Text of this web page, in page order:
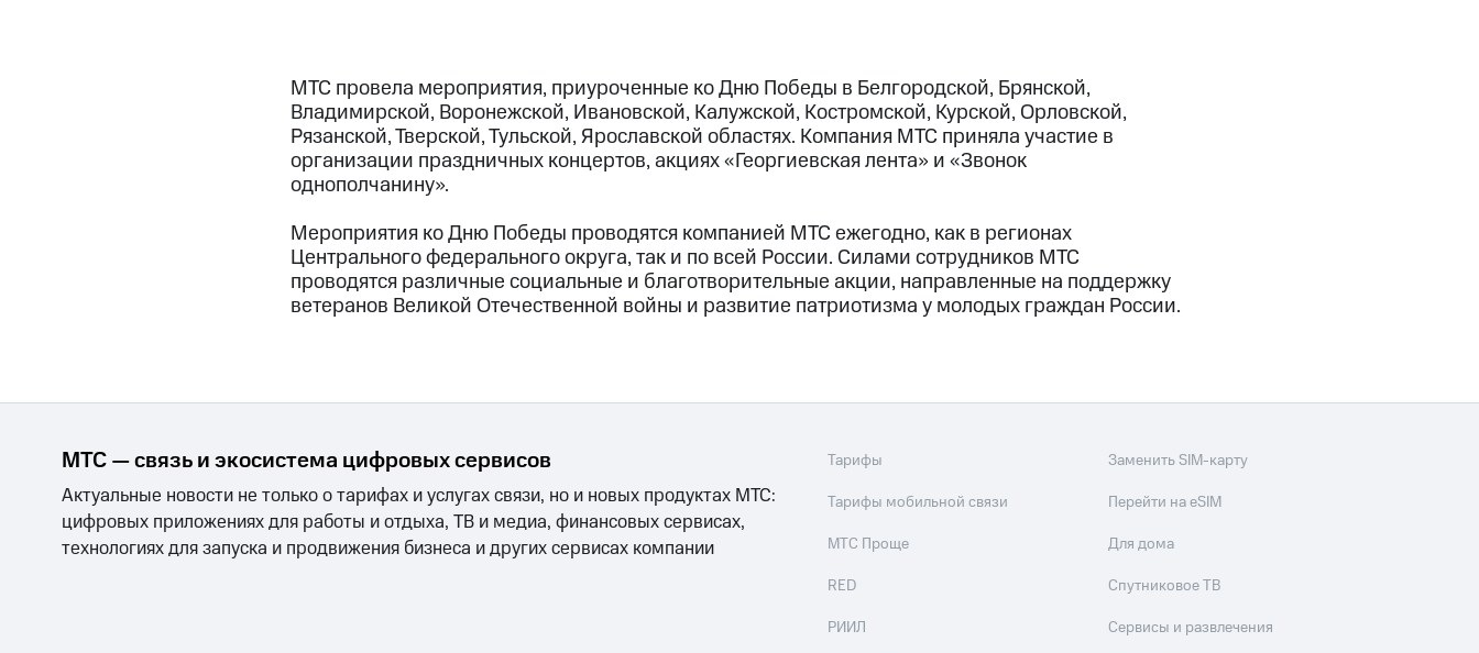
МТС провела мероприятия, приуроченные ко Дню Победы в Белгородской, Брянской,
Владимирской, Воронежской, Ивановской, Калужской, Костромской, Курской, Орловской,
Рязанской, Тверской, Тульской, Ярославской областях. Компания МТС приняла участие в
организации праздничных концертов, акциях «Георгиевская лента» и «Звонок
однополчанину».
Мероприятия ко Дню Победы проводятся компанией МТС ежегодно, как в регионах
Центрального федерального округа, так и по всей России. Силами сотрудников МТС
проводятся различные социальные и благотворительные акции, направленные на поддержку
ветеранов Великой Отечественной войны и развитие патриотизма у молодых граждан России.
МТС — связь и экосистема цифровых сервисов
Актуальные новости не только о тарифах и услугах связи, но и новых продуктах МТС:
цифровых приложениях для работы и отдыха, ТВ и медиа, финансовых сервисах,
технологиях для запуска и продвижения бизнеса и других сервисах компании
Тарифы
Тарифы мобильной связи
МТС Проще
RED
РИИЛ
Заменить SIM-карту
Перейти на eSIM
Для дома
Спутниковое ТВ
Сервисы и развлечения